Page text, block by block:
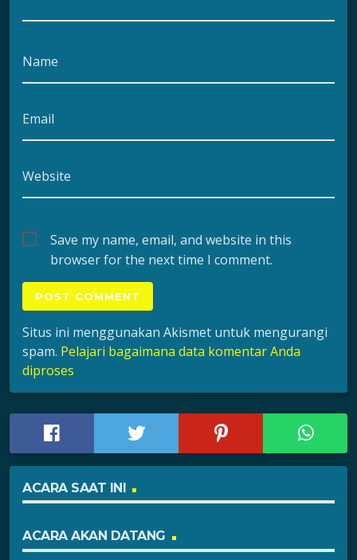
Name
Email
Website
Save my name, email, and website in this
browser for the next time I comment.
Situs ini menggunakan Akismet untuk mengurangi
spam. Pelajari bagaimana data komentar Anda
diproses
ACARA SAAT INI
ACARA AKAN DATANG